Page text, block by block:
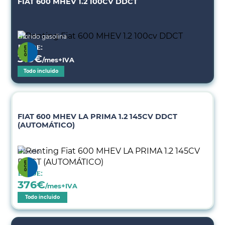
Híbrido gasolina
Desde:
313€/mes+IVA
Todo incluido
FIAT 600 MHEV LA PRIMA 1.2 145CV DDCT
(AUTOMÁTICO)
Híbrido
Desde:
376€/mes+IVA
Todo incluido